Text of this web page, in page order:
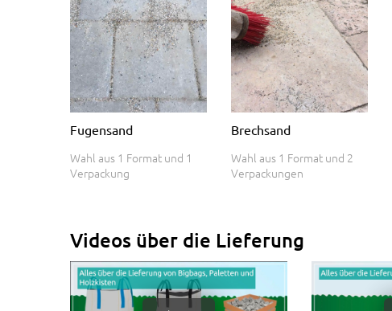
Fugensand
Wahl aus 1 Format und 1
Verpackung
Brechsand
Wahl aus 1 Format und 2
Verpackungen
Videos über die Lieferung